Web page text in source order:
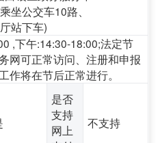
坐公交车10路、
站下车)
,下午:14:30-18:00;法定节
网可正常访问、注册和申报
作将在节后正常进行。
是否
支持
网上
不支持